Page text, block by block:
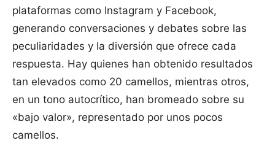
plataformas como Instagram y Facebook,
generando conversaciones y debates sobre las
peculiaridades y la diversión que ofrece cada
respuesta. Hay quienes han obtenido resultados
tan elevados como 20 camellos, mientras otros,
en un tono autocrítico, han bromeado sobre su
«bajo valor», representado por unos pocos
camellos.